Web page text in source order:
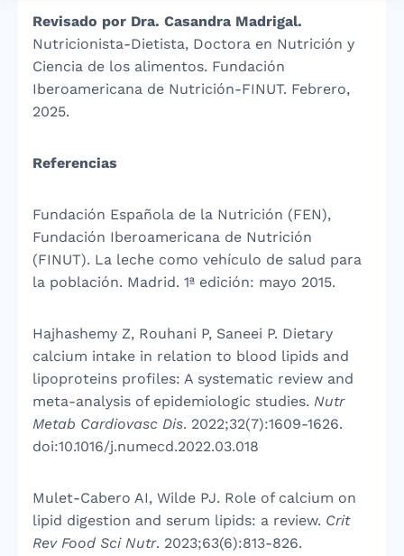
Revisado por Dra. Casandra Madrigal.
Nutricionista-Dietista, Doctora en Nutrición y
Ciencia de los alimentos. Fundación
Iberoamericana de Nutrición-FINUT. Febrero,
2025.
Referencias
Fundación Española de la Nutrición (FEN),
Fundación Iberoamericana de Nutrición
(FINUT). La leche como vehículo de salud para
la población. Madrid. 1ª edición: mayo 2015.
Hajhashemy Z, Rouhani P, Saneei P. Dietary
calcium intake in relation to blood lipids and
lipoproteins profiles: A systematic review and
meta-analysis of epidemiologic studies. Nutr
Metab Cardiovasc Dis. 2022;32(7):1609-1626.
doi:10.1016/j.numecd.2022.03.018
Mulet-Cabero AI, Wilde PJ. Role of calcium on
lipid digestion and serum lipids: a review. Crit
Rev Food Sci Nutr. 2023;63(6):813-826.